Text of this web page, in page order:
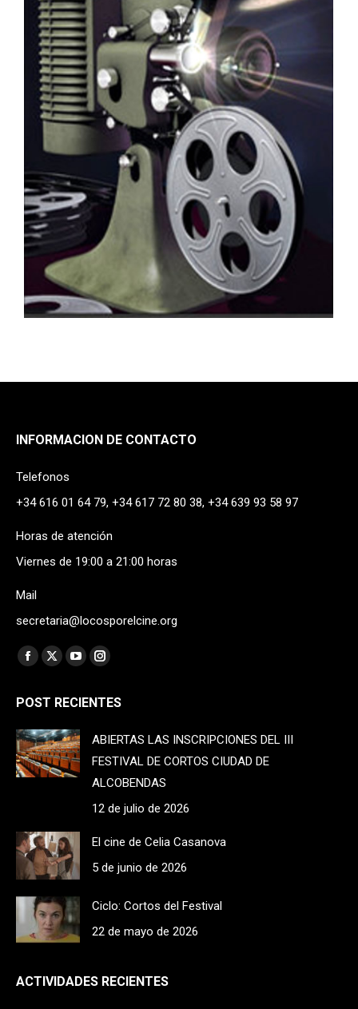
INFORMACION DE CONTACTO
Telefonos
+34 616 01 64 79, +34 617 72 80 38, +34 639 93 58 97
Horas de atención
Viernes de 19:00 a 21:00 horas
Mail
secretaria@locosporelcine.org
Find us on:
Facebook
opens
in
new
window
X
opens
in
new
window
YouTube
opens
in
new
window
Instagram
opens
new
window
POST RECIENTES
ABIERTAS LAS INSCRIPCIONES DEL III
FESTIVAL DE CORTOS CIUDAD DE
ALCOBENDAS
12 de julio de 2026
El cine de Celia Casanova
5 de junio de 2026
Ciclo: Cortos del Festival
22 de mayo de 2026
ACTIVIDADES RECIENTES